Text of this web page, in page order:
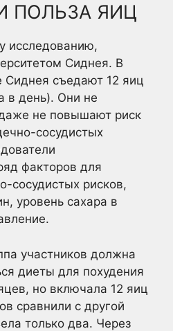
ПОЛЬЗА ЯИЦ
исследованию,
Сиднея. В
съедают 12 яиц
в день). Они не
не повышают риск
сосудистых
факторов для
сосудистых рисков,
уровень сахара в
участников должна
диеты для похудения
но включала 12 яиц
сравнили с другой
только два. Через